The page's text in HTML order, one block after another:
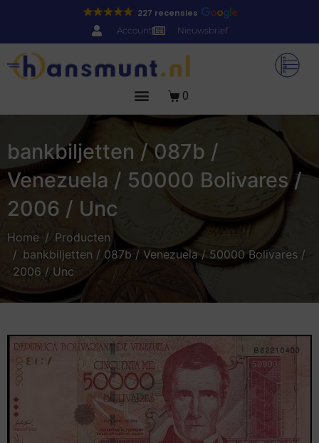
227 recensies
Account Nieuwsbrief
0
bankbiljetten / 087b /
Venezuela / 50000 Bolivares /
2006 / Unc
Home
Producten
bankbiljetten / 087b / Venezuela / 50000 Bolivares /
2006 / Unc